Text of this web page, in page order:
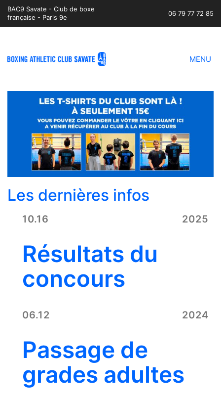
BAC9 Savate - Club de boxe
française - Paris 9e
06 79 77 72 85
MENU
Les dernières infos
10.16 2025
Résultats du
concours
06.12 2024
Passage de
grades adultes